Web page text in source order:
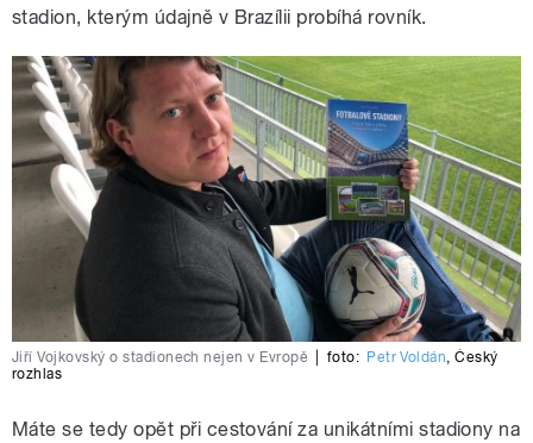
stadion, kterým údajně v Brazílii probíhá rovník.
Jiří Vojkovský o stadionech nejen v Evropě foto: Petr Voldán,Český
rozhlas
Máte se tedy opět při cestování za unikátními stadiony na